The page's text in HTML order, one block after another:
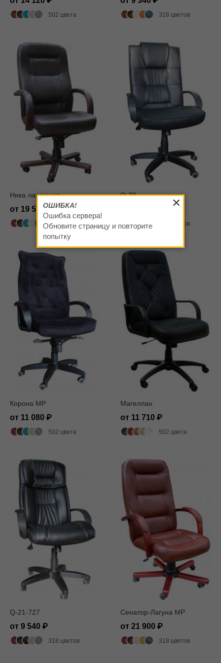
502 цвета 318 цветов
Ника лагуна мп
от 19 530
502 цвета
Q-28
319 цветов
Корона MP
от 11 080
502 цвета
Магеллан
от 11 710
502 цвета
Q-21-727
от 9 540
318 цветов
Сенатор-Лагуна MP
от 21 900
318 цветов
ОШИБКА!
Ошибка сервера!
Обновите страницу и повторите
попытку